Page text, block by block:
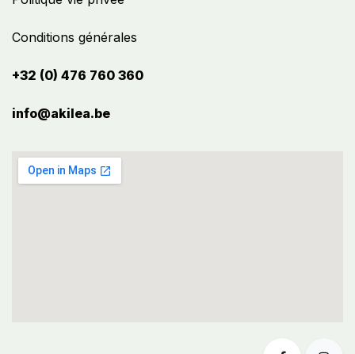
Conditions générales
+32 (0) 476 760 360
info@akilea.be​